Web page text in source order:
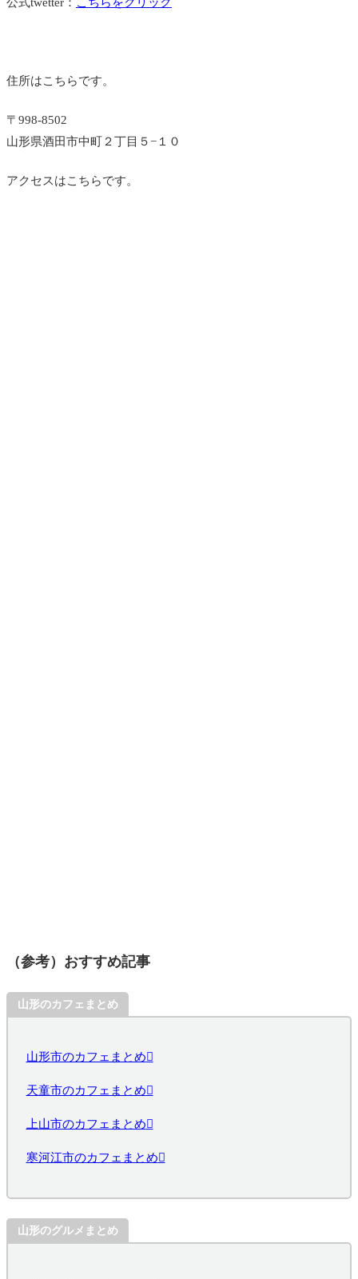
住所はこちらです。
〒998-8502
山形県酒田市中町２丁目５−１０
アクセスはこちらです。
（参考）おすすめ記事
山形のカフェまとめ
山形市のカフェまとめ
天童市のカフェまとめ
上山市のカフェまとめ
寒河江市のカフェまとめ
山形のグルメまとめ